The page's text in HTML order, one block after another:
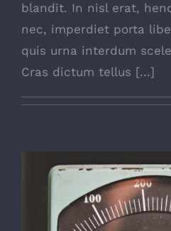
blandit. In nisl erat,
nec, imperdiet porta
quis urna interdum
Cras dictum tellus [...]